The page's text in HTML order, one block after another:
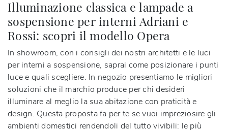
Illuminazione classica e lampade a
sospensione per interni Adriani e
Rossi: scopri il modello Opera
In showroom, con i consigli dei nostri architetti e le luci
per interni a sospensione, saprai come posizionare i punti
luce e quali scegliere. In negozio presentiamo le migliori
soluzioni che il marchio produce per chi desideri
illuminare al meglio la sua abitazione con praticità e
design. Questa proposta fa per te se vuoi impreziosire gli
ambienti domestici rendendoli del tutto vivibili: le più